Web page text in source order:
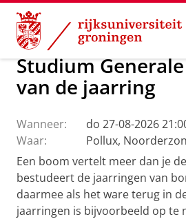
Skip
Content
Skip
Navigation
Over ons Actueel Evenementen
Studium
van de jaarring
Wanneer:
do 27-08-2026
Waar:
Pollux,
Een boom vertelt meer dan je
bestudeert de jaarringen van
daarmee als het ware terug in
jaarringen is bijvoorbeeld op te